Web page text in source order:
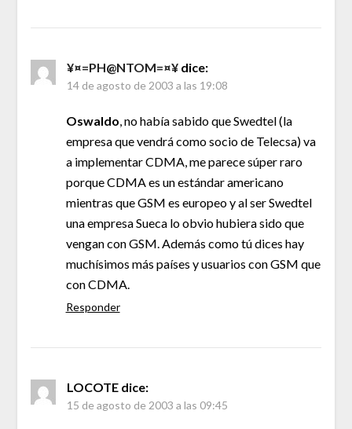
¥¤=PH@NTOM=¤¥ dice:
14 de agosto de 2003 a las 19:08
Oswaldo, no había sabido que Swedtel (la
empresa que vendrá como socio de Telecsa) va
a implementar CDMA, me parece súper raro
porque CDMA es un estándar americano
mientras que GSM es europeo y al ser Swedtel
una empresa Sueca lo obvio hubiera sido que
vengan con GSM. Además como tú dices hay
muchísimos más países y usuarios con GSM que
con CDMA.
Responder
LOCOTE dice:
15 de agosto de 2003 a las 09:45